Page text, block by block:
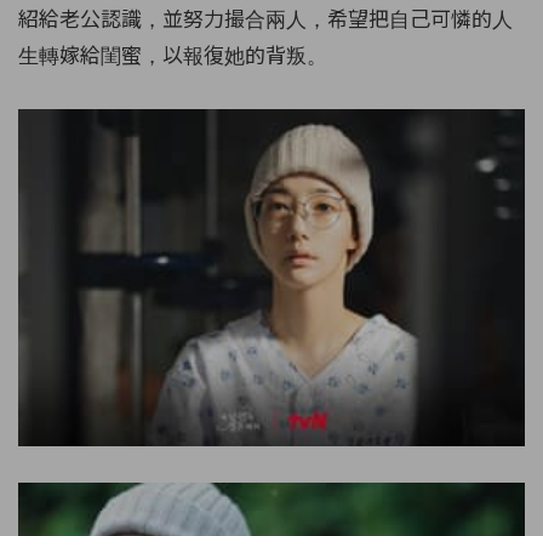
紹給老公認識，並努力撮合兩人，希望把自己可憐的人
生轉嫁給閨蜜，以報復她的背叛。